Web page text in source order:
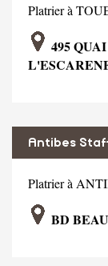
Platrier à
495
Antibes
Platrier à
BD